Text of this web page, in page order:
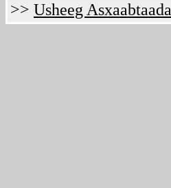
>> Usheeg Asxaabtaada